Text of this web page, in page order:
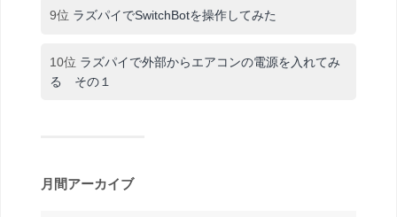
9位 ラズパイでSwitchBotを操作してみた
10位 ラズパイで外部からエアコンの電源を入れてみ
る その１
月間アーカイブ